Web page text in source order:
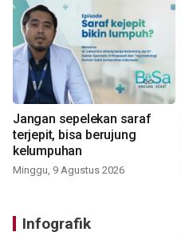
Jangan sepelekan saraf
terjepit, bisa berujung
kelumpuhan
Minggu, 9 Agustus 2026
Infografik